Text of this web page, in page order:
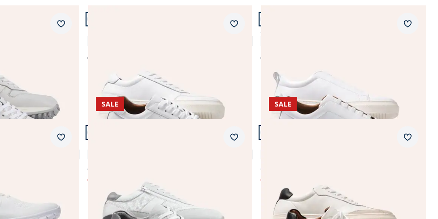
Weiß
Abbrechen
bis 150 €
Merkzettel
Artikel 2 von 6.
€ 119,99
Merkzettel
Artikel 3 von 6.
Smart Casual Sneaker
€ 119,99
Merkzettel
Artikel 5 von 6.
SALE
€ 99,99
€ 59,99
Merkzettel
Artikel 6 von 6.
SALE
€ 119,99
€ 69,99